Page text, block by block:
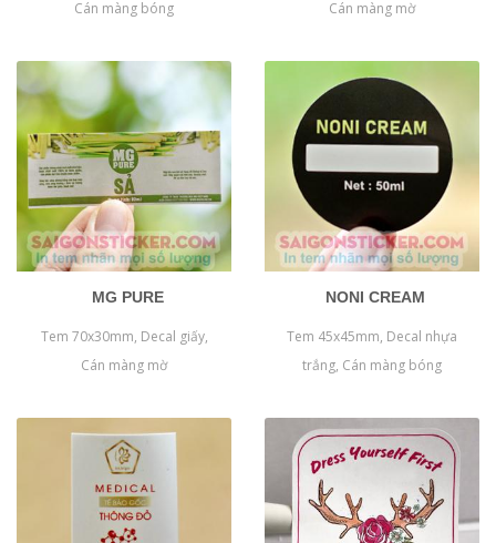
Cán màng bóng
Cán màng mờ
MG PURE
Tem 70x30mm, Decal giấy,
Cán màng mờ
NONI CREAM
Tem 45x45mm, Decal nhựa
trắng, Cán màng bóng